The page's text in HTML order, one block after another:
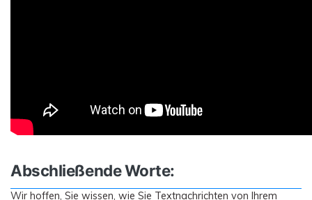
Abschließende Worte:
Wir hoffen, Sie wissen, wie Sie Textnachrichten von Ihrem